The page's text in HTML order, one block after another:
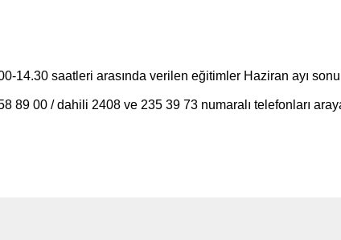
14.30 saatleri arasında verilen eğitimler Haziran ayı
89 00 / dahili 2408 ve 235 39 73 numaralı telefonları